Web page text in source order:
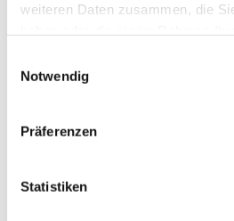
weiteren Daten zusammen, die
Notwendig
Präferenzen
Statistiken
Bei Interesse melden Sie sich